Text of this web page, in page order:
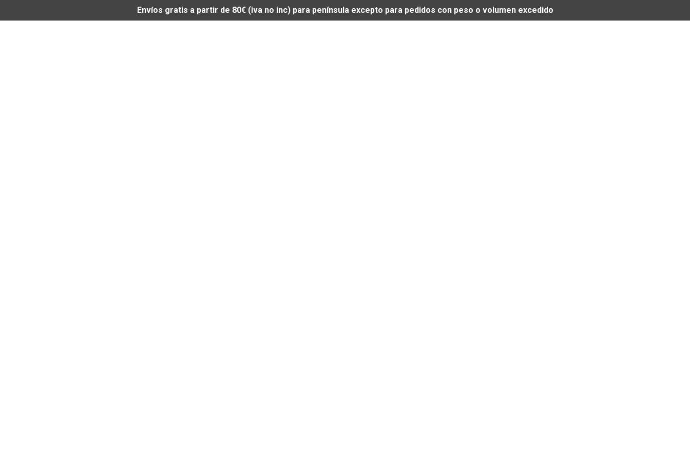
Envíos gratis a partir de 80€ (iva no inc) para península excepto para pedidos con peso o volumen excedido